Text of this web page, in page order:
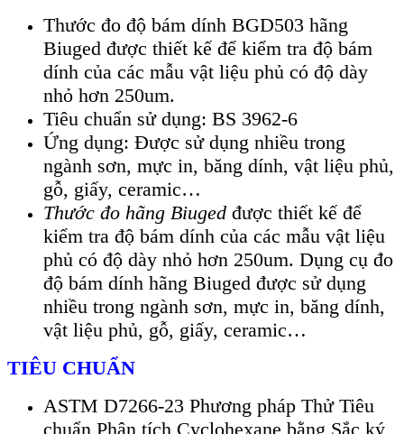
Thước đo độ bám dính BGD503 hãng
Biuged được thiết kế để kiểm tra độ bám
dính của các mẫu vật liệu phủ có độ dày
nhỏ hơn 250um.
Tiêu chuẩn sử dụng: BS 3962-6
Ứng dụng: Được sử dụng nhiều trong
ngành sơn, mực in, băng dính, vật liệu phủ,
gỗ, giấy, ceramic…
Thước đo hãng Biuged được thiết kế để
kiểm tra độ bám dính của các mẫu vật liệu
phủ có độ dày nhỏ hơn 250um. Dụng cụ đo
độ bám dính hãng Biuged được sử dụng
nhiều trong ngành sơn, mực in, băng dính,
vật liệu phủ, gỗ, giấy, ceramic…
TIÊU CHUẨN
ASTM D7266-23 Phương pháp Thử Tiêu
chuẩn Phân tích Cyclohexane bằng Sắc ký